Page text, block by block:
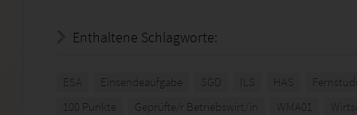
Enthaltene Schlagworte:
ESA Einsendeaufgabe SGD ILS HAS
100 Punkte
Geprüfte/r Betriebswirt/in WMA01